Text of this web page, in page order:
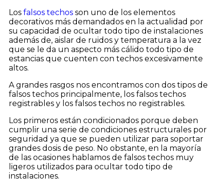
Los falsos techos son uno de los elementos
decorativos más demandados en la actualidad por
su capacidad de ocultar todo tipo de instalaciones
además de, aislar de ruidos y temperatura a la vez
que se le da un aspecto más cálido todo tipo de
estancias que cuenten con techos excesivamente
altos.
A grandes rasgos nos encontramos con dos tipos de
falsos techos principalmente, los falsos techos
registrables y los falsos techos no registrables.
Los primeros están condicionados porque deben
cumplir una serie de condiciones estructurales por
seguridad ya que se pueden utilizar para soportar
grandes dosis de peso. No obstante, en la mayoría
de las ocasiones hablamos de falsos techos muy
ligeros utilizados para ocultar todo tipo de
instalaciones.